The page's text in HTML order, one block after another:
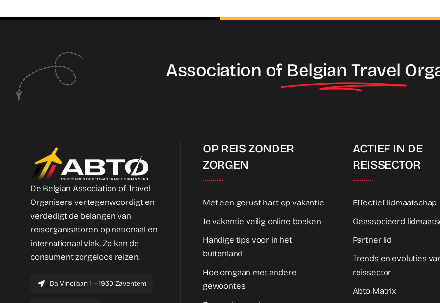
Association of Belgian Travel
De Belgian Association of Travel
Organisers vertegenwoordigt en
verdedigt de belangen van
reisorganisatoren op nationaal en
internationaal vlak. Zo kan de
consument zorgeloos reizen.
Da Vincilaan 1 – 1930 Zaventem
OP REIS ZONDER
ZORGEN
Met een gerust hart op vakantie
Je vakantie veilig online boeken
Handige tips voor in het
buitenland
Hoe omgaan met andere
gewoontes
ACTIEF IN DE
REISSECTOR
Effectief lidmaatschap
Geassocieerd
Partner lid
Trends en evoluties
reissector
Abto Matrix